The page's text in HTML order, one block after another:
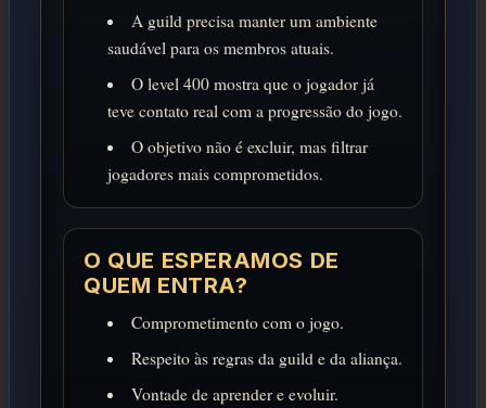
A guild precisa manter um ambiente
saudável para os membros atuais.
O level 400 mostra que o jogador já
teve contato real com a progressão do jogo.
O objetivo não é excluir, mas filtrar
jogadores mais comprometidos.
O QUE ESPERAMOS DE
QUEM ENTRA?
Comprometimento com o jogo.
Respeito às regras da guild e da aliança.
Vontade de aprender e evoluir.